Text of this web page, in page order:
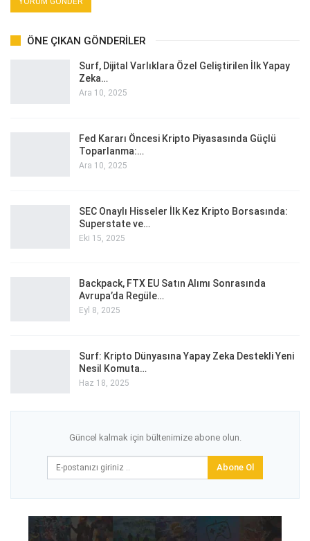
ÖNE ÇIKAN GÖNDERILER
Surf, Dijital Varlıklara Özel Geliştirilen İlk Yapay
Zeka…
Ara 10, 2025
Fed Kararı Öncesi Kripto Piyasasında Güçlü
Toparlanma:…
Ara 10, 2025
SEC Onaylı Hisseler İlk Kez Kripto Borsasında:
Superstate ve…
Eki 15, 2025
Backpack, FTX EU Satın Alımı Sonrasında
Avrupa’da Regüle…
Eyl 8, 2025
Surf: Kripto Dünyasına Yapay Zeka Destekli Yeni
Nesil Komuta…
Haz 18, 2025
Güncel kalmak için bültenimize abone olun.
Abone Ol